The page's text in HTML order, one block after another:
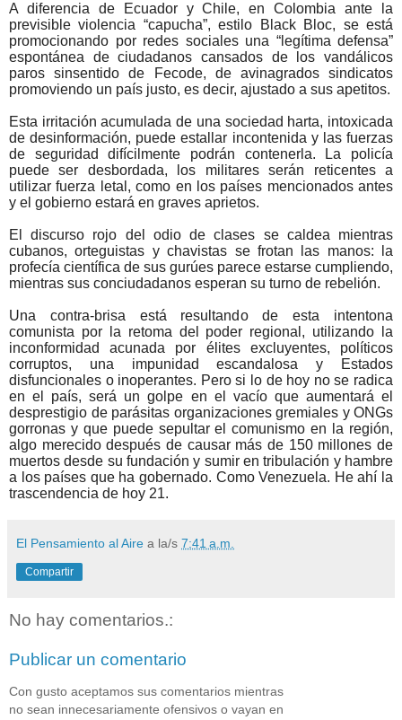
A diferencia de Ecuador y Chile, en Colombia ante la
previsible violencia “capucha”, estilo Black Bloc, se está
promocionando por redes sociales una “legítima defensa”
espontánea de ciudadanos cansados de los vandálicos
paros sinsentido de Fecode, de avinagrados sindicatos
promoviendo un país justo, es decir, ajustado a sus apetitos.
Esta irritación acumulada de una sociedad harta, intoxicada
de desinformación, puede estallar incontenida y las fuerzas
de seguridad difícilmente podrán contenerla. La policía
puede ser desbordada, los militares serán reticentes a
utilizar fuerza letal, como en los países mencionados antes
y el gobierno estará en graves aprietos.
El discurso rojo del odio de clases se caldea mientras
cubanos, orteguistas y chavistas se frotan las manos: la
profecía científica de sus gurúes parece estarse cumpliendo,
mientras sus conciudadanos esperan su turno de rebelión.
Una contra-brisa está resultando de esta intentona
comunista por la retoma del poder regional, utilizando la
inconformidad acunada por élites excluyentes, políticos
corruptos, una impunidad escandalosa y Estados
disfuncionales o inoperantes. Pero si lo de hoy no se radica
en el país, será un golpe en el vacío que aumentará el
desprestigio de parásitas organizaciones gremiales y ONGs
gorronas y que puede sepultar el comunismo en la región,
algo merecido después de causar más de 150 millones de
muertos desde su fundación y sumir en tribulación y hambre
a los países que ha gobernado. Como Venezuela. He ahí la
trascendencia de hoy 21.
El Pensamiento al Aire a la/s 7:41 a.m.
Compartir
No hay comentarios.:
Publicar un comentario
Con gusto aceptamos sus comentarios mientras
no sean innecesariamente ofensivos o vayan en